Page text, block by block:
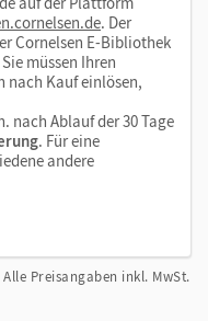
das Lehren und
. Der
Cornelsen E-Bibliothek
Sie müssen Ihren
nach Kauf einlösen,
nach Ablauf der 30 Tage
. Für eine
andere
Alle Preisangaben inkl. MwSt.